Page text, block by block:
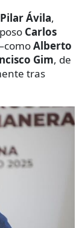
Ávila,
Carlos
Alberto
Gim, de
tras